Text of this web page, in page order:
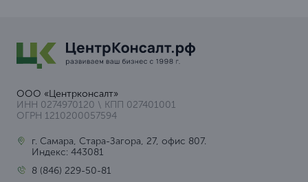
ООО «Центрконсалт»
ИНН 0274970120 \ КПП 027401001
ОГРН 1210200057594
г. Самара, Стара-Загора, 27, офис 807.
Индекс: 443081
8 (846) 229-50-81